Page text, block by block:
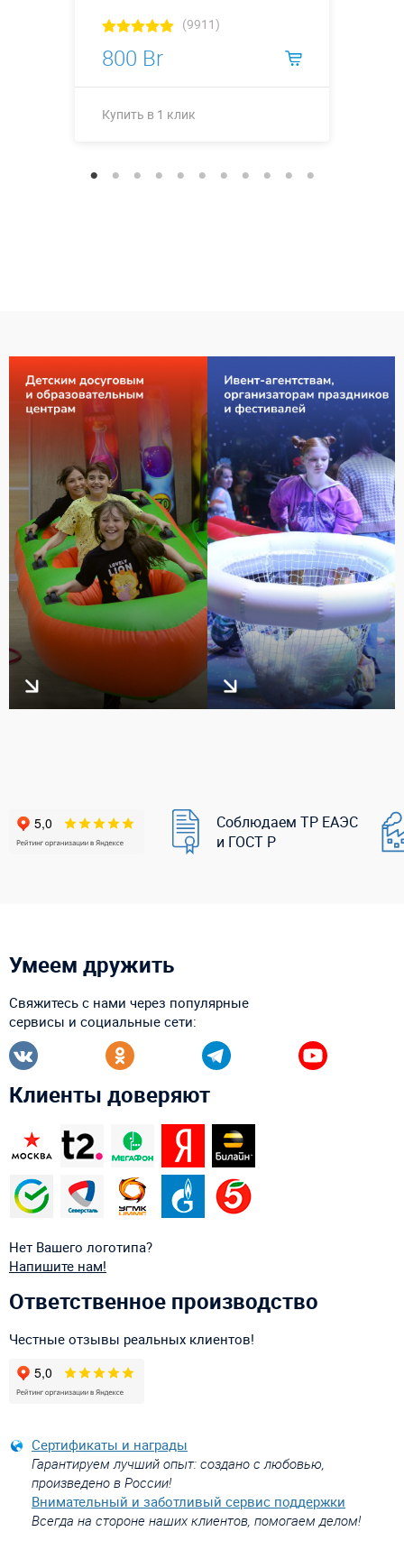
(9911)
800 Br
Купить в 1 клик
Соблюдаем ТР ЕАЭС
и ГОСТ Р
Умеем дружить
Свяжитесь с нами через популярные
сервисы и социальные сети:
Клиенты доверяют
Нет Вашего логотипа?
Напишите нам!
Ответственное производство
Честные отзывы реальных клиентов!
Сертификаты и награды
Гарантируем лучший опыт: создано с любовью,
произведено в России!
Внимательный и заботливый сервис поддержки
Всегда на стороне наших клиентов, помогаем делом!